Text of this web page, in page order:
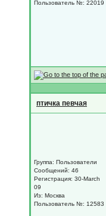
Пользователь №: 22019
птичка певчая
Группа: Пользователи
Сообщений: 46
Регистрация: 30-March
09
Из: Москва
Пользователь №: 12583